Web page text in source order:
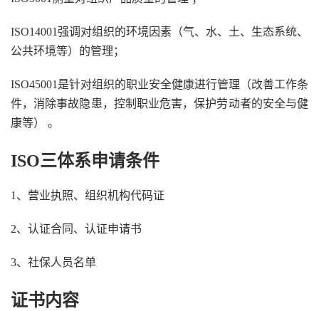
ISO14001强调对组织的环境因素（气、水、土、生态系统、
公共环境等）的管理；
ISO45001是针对组织的职业安全健康进行管理（改善工作条
件，消除事故隐患，控制职业危害，保护劳动者的安全与健
康等） 。
ISO三体系申请条件
1、营业执照、组织机构代码证
2、认证合同、认证申请书
3、社保人员名单
证书内容